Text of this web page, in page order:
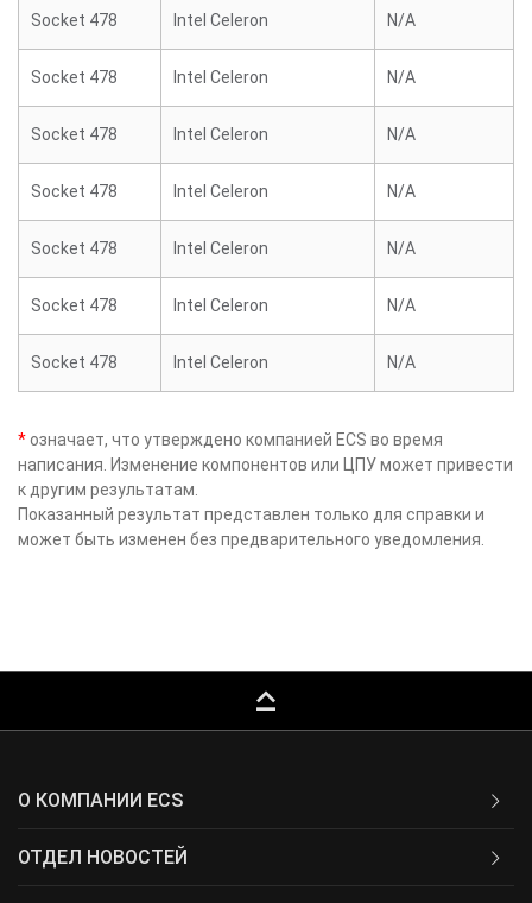
Socket 478 Intel Celeron N/A
Socket 478 Intel Celeron N/A
Socket 478 Intel Celeron N/A
Socket 478 Intel Celeron N/A
Socket 478 Intel Celeron N/A
Socket 478 Intel Celeron N/A
Socket 478 Intel Celeron N/A
* означает, что утверждено компанией ECS во время
написания. Изменение компонентов или ЦПУ может привести
к другим результатам.
Показанный результат представлен только для справки и
может быть изменен без предварительного уведомления.
keyboard_capslock
О КОМПАНИИ ECS
ОТДЕЛ НОВОСТЕЙ